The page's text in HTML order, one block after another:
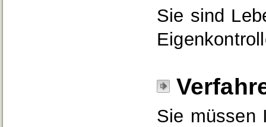
Sie sind
Sie müssen